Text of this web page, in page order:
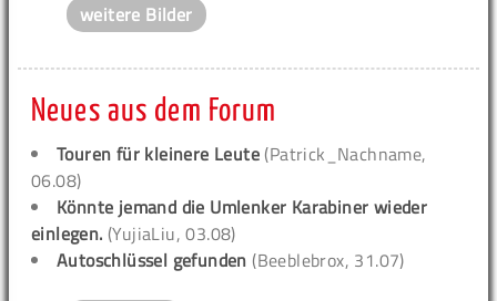
weitere Bilder
Neues aus dem Forum
Touren für kleinere Leute (Patrick_Nachname,
06.08)
Könnte jemand die Umlenker Karabiner wieder
einlegen. (YujiaLiu, 03.08)
Autoschlüssel gefunden (Beeblebrox, 31.07)